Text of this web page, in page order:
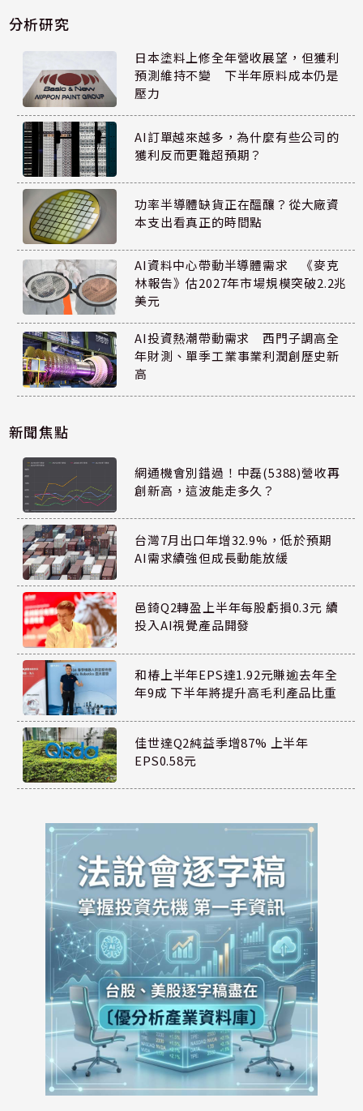
分析研究
日本塗料上修全年營收展望，但獲利
預測維持不變 下半年原料成本仍是
壓力
AI訂單越來越多，為什麼有些公司的
獲利反而更難超預期？
功率半導體缺貨正在醞釀？從大廠資
本支出看真正的時間點
AI資料中心帶動半導體需求 《麥克
林報告》估2027年市場規模突破2.2兆
美元
AI投資熱潮帶動需求 西門子調高全
年財測、單季工業事業利潤創歷史新
高
新聞焦點
網通機會別錯過！中磊(5388)營收再
創新高，這波能走多久？
台灣7月出口年增32.9%，低於預期
AI需求續強但成長動能放緩
邑錡Q2轉盈上半年每股虧損0.3元 續
投入AI視覺產品開發
和椿上半年EPS達1.92元賺逾去年全
年9成 下半年將提升高毛利產品比重
佳世達Q2純益季增87% 上半年
EPS0.58元